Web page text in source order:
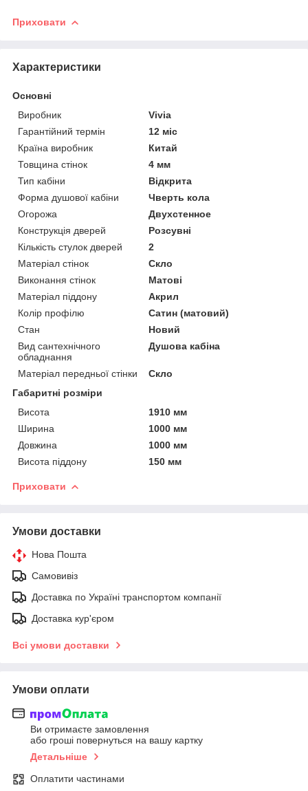
Приховати
Характеристики
Основні
Виробник
Vivia
Гарантійний термін
12 міс
Країна виробник
Китай
Товщина стінок
4 мм
Тип кабіни
Відкрита
Форма душової кабіни
Чверть кола
Огорожа
Двухстенное
Конструкція дверей
Розсувні
Кількість стулок дверей
2
Матеріал стінок
Скло
Виконання стінок
Матові
Матеріал піддону
Акрил
Колір профілю
Сатин (матовий)
Стан
Новий
Вид сантехнічного
обладнання
Душова кабіна
Матеріал передньої стінки
Скло
Габаритні розміри
Висота
1910 мм
Ширина
1000 мм
Довжина
1000 мм
Висота піддону
150 мм
Приховати
Умови доставки
Нова Пошта
Самовивіз
Доставка по Україні транспортом компанії
Доставка кур'єром
Всі умови доставки
Умови оплати
Ви отримаєте замовлення
або гроші повернуться на вашу картку
Детальніше
Оплатити частинами